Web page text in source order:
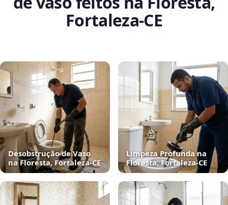
Fortaleza‑CE
Desobstrução de Vaso
na Floresta, Fortaleza‑CE
Limpeza Profunda na
Floresta, Fortaleza‑CE